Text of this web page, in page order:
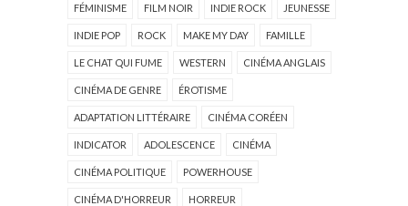
FÉMINISME FILM NOIR INDIE ROCK JEUNESSE
INDIE POP ROCK MAKE MY DAY FAMILLE
LE CHAT QUI FUME WESTERN CINÉMA ANGLAIS
CINÉMA DE GENRE ÉROTISME
ADAPTATION LITTÉRAIRE CINÉMA CORÉEN
INDICATOR ADOLESCENCE CINÉMA
CINÉMA POLITIQUE POWERHOUSE
CINÉMA D'HORREUR HORREUR